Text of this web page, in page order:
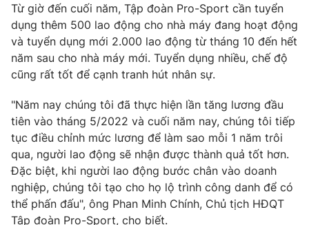
Từ giờ đến cuối năm, Tập đoàn Pro-Sport cần tuyển
dụng thêm 500 lao động cho nhà máy đang hoạt động
và tuyển dụng mới 2.000 lao động từ tháng 10 đến hết
năm sau cho nhà máy mới. Tuyển dụng nhiều, chế độ
cũng rất tốt để cạnh tranh hút nhân sự.
"Năm nay chúng tôi đã thực hiện lần tăng lương đầu
tiên vào tháng 5/2022 và cuối năm nay, chúng tôi tiếp
tục điều chỉnh mức lương để làm sao mỗi 1 năm trôi
qua, người lao động sẽ nhận được thành quả tốt hơn.
Đặc biệt, khi người lao động bước chân vào doanh
nghiệp, chúng tôi tạo cho họ lộ trình công danh để có
thể phấn đấu", ông Phan Minh Chính, Chủ tịch HĐQT
Tập đoàn Pro-Sport, cho biết.